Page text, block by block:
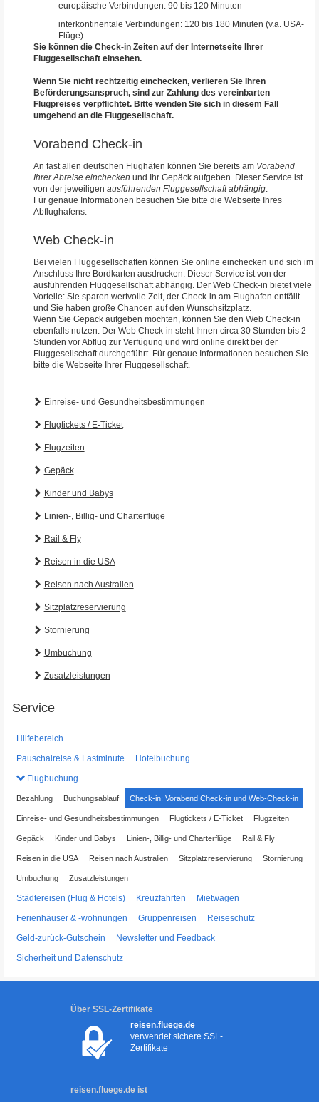
europäische Verbindungen: 90 bis 120 Minuten
interkontinentale Verbindungen: 120 bis 180 Minuten (v.a. USA-
Flüge)
Sie können die Check-in Zeiten auf der Internetseite Ihrer
Fluggesellschaft einsehen.
Wenn Sie nicht rechtzeitig einchecken, verlieren Sie Ihren
Beförderungsanspruch, sind zur Zahlung des vereinbarten
Flugpreises verpflichtet. Bitte wenden Sie sich in diesem Fall
umgehend an die Fluggesellschaft.
Vorabend Check-in
An fast allen deutschen Flughäfen können Sie bereits am Vorabend
Ihrer Abreise einchecken und Ihr Gepäck aufgeben. Dieser Service ist
von der jeweiligen ausführenden Fluggesellschaft abhängig.
Für genaue Informationen besuchen Sie bitte die Webseite Ihres
Abflughafens.
Web Check-in
Bei vielen Fluggesellschaften können Sie online einchecken und sich im
Anschluss Ihre Bordkarten ausdrucken. Dieser Service ist von der
ausführenden Fluggesellschaft abhängig. Der Web Check-in bietet viele
Vorteile: Sie sparen wertvolle Zeit, der Check-in am Flughafen entfällt
und Sie haben große Chancen auf den Wunschsitzplatz.
Wenn Sie Gepäck aufgeben möchten, können Sie den Web Check-in
ebenfalls nutzen. Der Web Check-in steht Ihnen circa 30 Stunden bis 2
Stunden vor Abflug zur Verfügung und wird online direkt bei der
Fluggesellschaft durchgeführt. Für genaue Informationen besuchen Sie
bitte die Webseite Ihrer Fluggesellschaft.
Einreise- und Gesundheitsbestimmungen
Flugtickets / E-Ticket
Flugzeiten
Gepäck
Kinder und Babys
Linien-, Billig- und Charterflüge
Rail & Fly
Reisen in die USA
Reisen nach Australien
Sitzplatzreservierung
Stornierung
Umbuchung
Zusatzleistungen
Service
Hilfebereich
Pauschalreise & Lastminute
Hotelbuchung
Flugbuchung
Bezahlung Buchungsablauf Check-in: Vorabend Check-in und Web-Check-in
Einreise- und Gesundheitsbestimmungen Flugtickets / E-Ticket Flugzeiten
Gepäck Kinder und Babys Linien-, Billig- und Charterflüge Rail & Fly
Reisen in die USA Reisen nach Australien Sitzplatzreservierung Stornierung
Umbuchung Zusatzleistungen
Städtereisen (Flug & Hotels) Kreuzfahrten
Mietwagen
Ferienhäuser & -wohnungen
Gruppenreisen
Reiseschutz
Geld-zurück-Gutschein
Newsletter und Feedback
Sicherheit und Datenschutz
Über SSL-Zertifikate
reisen.fluege.de
verwendet sichere SSL-
Zertifikate
reisen.fluege.de ist